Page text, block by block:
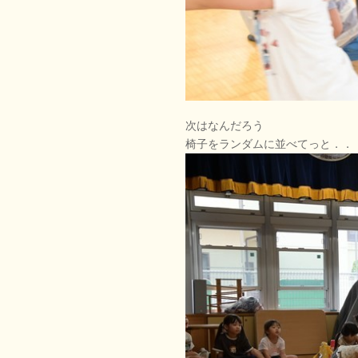
次はなんだろう
椅子をランダムに並べてっと．．